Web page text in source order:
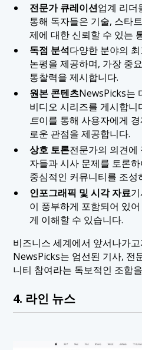
전문가 큐레이션업계 리더
통해 독자들은 기술, 스타
제에 대한 신뢰할 수 있는
독점 분석다양한 분야의
논평을 제공하며, 가장 중
통찰력을 제시합니다.
원본 콘텐츠NewsPicks는
비디오 시리즈를 게시합니
트이를 통해 사용자에게
로운 관점을 제공합니다.
상호 토론전문가의 의견에
자들과 시사 문제를 토론
중심적인 커뮤니티를 조성
인포그래픽 및 시각 자료
이 풍부하게 포함되어 있
게 이해할 수 있습니다.
비즈니스 세계에서 앞서나가
NewsPicks는 엄선된 기사, 전
니티 참여라는 독보적인 조합
4. 라인 뉴스